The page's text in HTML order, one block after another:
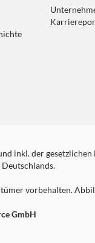
inkl. der
vorbehalten.
GmbH